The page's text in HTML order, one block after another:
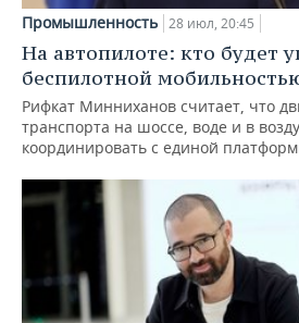
Промышленность 28 июл, 20:45
На автопилоте: кто будет
беспилотной
Рифкат Минниханов считает, что
транспорта на шоссе, воде и в
координировать с единой